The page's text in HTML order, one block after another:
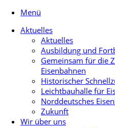
Menü
Aktuelles
Aktuelles
Ausbildung und
Gemeinsam für die
Eisenbahnen
Historischer
Leichtbauhalle für
Norddeutsches
Zukunft
Wir über uns